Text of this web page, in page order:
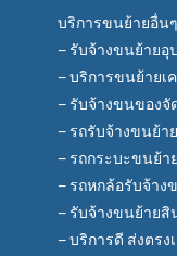
บริการขนย้ายอื่นๆ
– รับจ้างขนย้ายอุ
– บริการขนย้ายเ
– รับจ้างขนของจั
– รถรับจ้างขนย้า
– รถกระบะขนย้า
– รถหกล้อรับจ้าง
– รับจ้างขนย้าย
– บริการดี ส่งตรง